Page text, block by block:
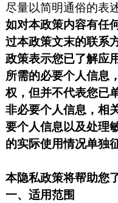
尽量以简明通俗的表
如对本政策内容有任
过本政策文末的联系
政策表示您已了解应
所需的必要个人信息
权，但并不代表您已
非必要个人信息，相
要个人信息以及处理
的实际使用情况单独
本隐私政策将帮助您
一、适用范围